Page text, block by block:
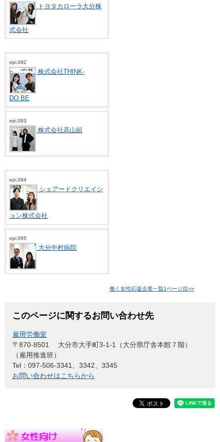
トヨタカローラ大分株
式会社
epi.092
株式会社THINK-
DO.BE
epi.093
株式会社高山組
epi.094
シェアードクリエイシ
ョン株式会社
epi.095
大分中村病院
働く女性応援企業一覧1ページ目>>
このページに関するお問い合わせ先
雇用労働室
〒870-8501
大分市大手町3-1-1（大分県庁舎本館７階）
（雇用推進班）
Tel：097-506-3341、3342、3345
お問い合わせはこちらから